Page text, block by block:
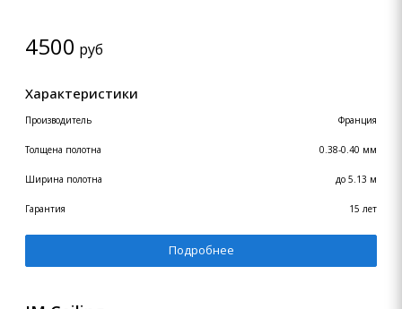
4500 руб
Характеристики
Производитель Франция
Толщена полотна 0.38-0.40 мм
Ширина полотна до 5.13 м
Гарантия 15 лет
Подробнее